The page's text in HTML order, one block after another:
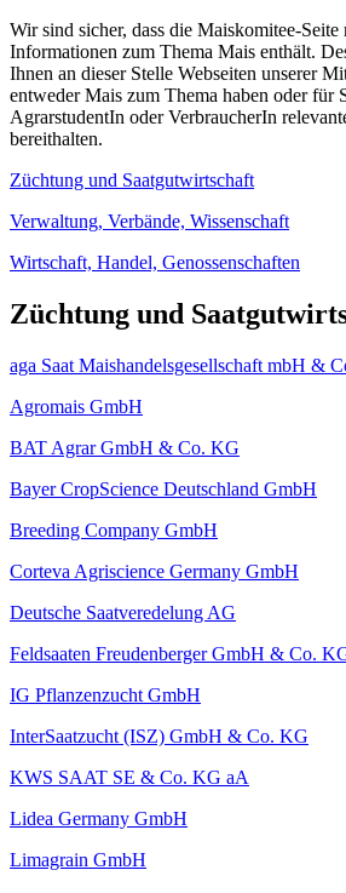
Wir sind sicher, dass die Maiskomitee-
Informationen zum Thema Mais enthält.
Ihnen an dieser Stelle Webseiten unserer
entweder Mais zum Thema haben oder für
AgrarstudentIn oder VerbraucherIn
bereithalten.
Züchtung und Saatgutwirtschaft
Verwaltung, Verbände, Wissenschaft
Wirtschaft, Handel, Genossenschaften
Züchtung und
aga Saat Maishandelsgesellschaft mbH &
Agromais GmbH
BAT Agrar GmbH & Co. KG
Bayer CropScience Deutschland GmbH
Breeding Company GmbH
Corteva Agriscience Germany GmbH
Deutsche Saatveredelung AG
Feldsaaten Freudenberger GmbH & Co.
IG Pflanzenzucht GmbH
InterSaatzucht (ISZ) GmbH & Co. KG
KWS SAAT SE & Co. KG aA
Lidea Germany GmbH
Limagrain GmbH